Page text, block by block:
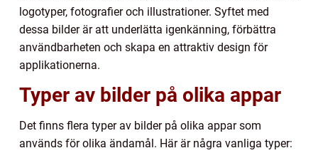
logotyper, fotografier och illustrationer. Syftet med
dessa bilder är att underlätta igenkänning, förbättra
användbarheten och skapa en attraktiv design för
applikationerna.
Typer av bilder på olika appar
Det finns flera typer av bilder på olika appar som
används för olika ändamål. Här är några vanliga typer: